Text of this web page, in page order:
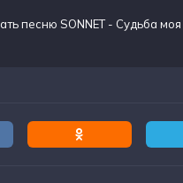
песню SONNET - Судьба моя